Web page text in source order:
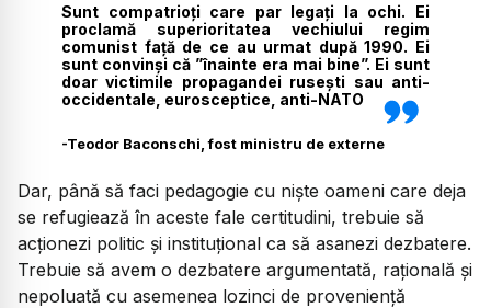
Sunt compatrioți care par legați la ochi. Ei
proclamă superioritatea vechiului regim
comunist față de ce au urmat după 1990. Ei
sunt convinși că ”înainte era mai bine”. Ei sunt
doar victimile propagandei rusești sau anti-
occidentale, eurosceptice, anti-NATO
-Teodor Baconschi, fost ministru de externe
Dar, până să faci pedagogie cu niște oameni care deja
se refugiează în aceste fale certitudini, trebuie să
acționezi politic și instituțional ca să asanezi dezbatere.
Trebuie să avem o dezbatere argumentată, rațională și
nepoluată cu asemenea lozinci de proveniență